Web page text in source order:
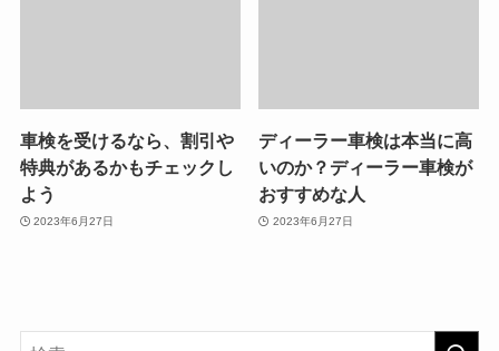
車検を受けるなら、割引や
特典があるかもチェックし
よう
2023年6月27日
ディーラー車検は本当に高
いのか？ディーラー車検が
おすすめな人
2023年6月27日